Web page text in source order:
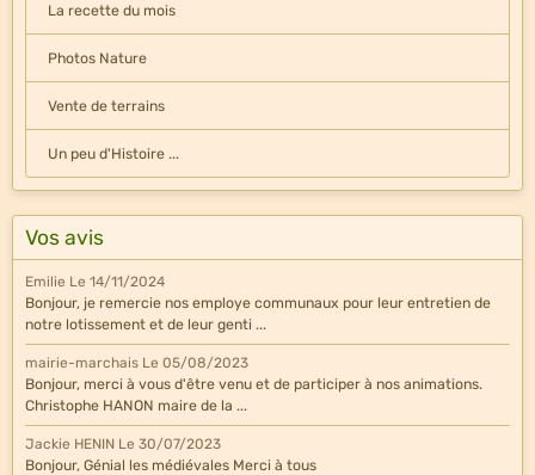
La recette du mois
Photos Nature
Vente de terrains
Un peu d'Histoire ...
Vos avis
Emilie Le 14/11/2024
Bonjour, je remercie nos employe communaux pour leur entretien de
notre lotissement et de leur genti ...
mairie-marchais Le 05/08/2023
Bonjour, merci à vous d'être venu et de participer à nos animations.
Christophe HANON maire de la ...
Jackie HENIN Le 30/07/2023
Bonjour, Génial les médiévales Merci à tous